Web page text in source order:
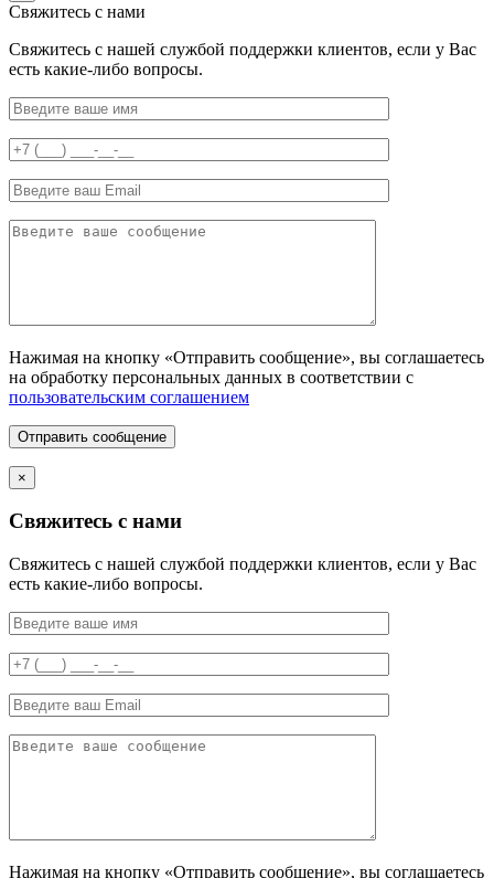
Свяжитесь с нами
Свяжитесь с нашей службой поддержки клиентов, если у Вас
есть какие-либо вопросы.
Нажимая на кнопку «Отправить сообщение», вы соглашаетесь
на обработку персональных данных в соответствии с
пользовательским соглашением
Отправить сообщение
×
Свяжитесь с нами
Свяжитесь с нашей службой поддержки клиентов, если у Вас
есть какие-либо вопросы.
Нажимая на кнопку «Отправить сообщение», вы соглашаетесь